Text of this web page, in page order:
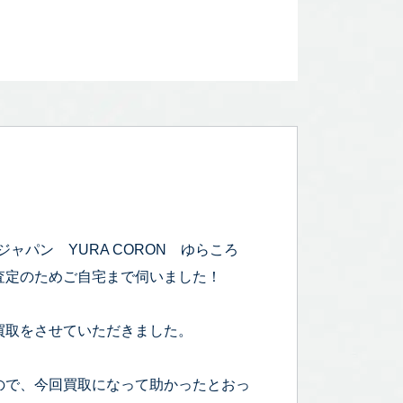
ャパン YURA CORON ゆらころ
ためご自宅まで伺いました！
をさせていただきました。
、今回買取になって助かったとおっ